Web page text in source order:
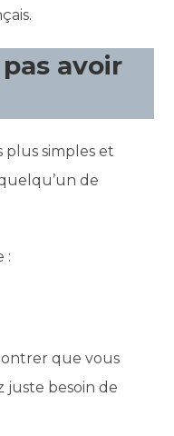
avoir
plus simples et
de
:
que vous
juste besoin de